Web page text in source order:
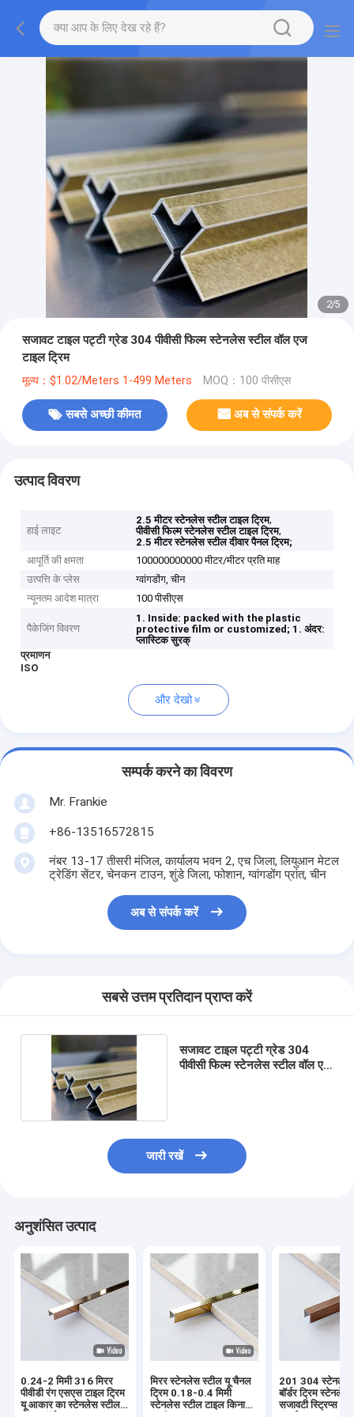
2/5
सजावट टाइल पट्टी ग्रेड 304 पीवीसी फिल्म स्टेनलेस स्टील वॉल एज
टाइल ट्रिम
मूल्य：$1.02/Meters 1-499 Meters MOQ：100 पीसीएस
सबसे अच्छी कीमत अब से संपर्क करें
उत्पाद विवरण
हाई लाइट
2.5 मीटर स्टेनलेस स्टील टाइल ट्रिम,
पीवीसी फिल्म स्टेनलेस स्टील टाइल ट्रिम,
2.5 मीटर स्टेनलेस स्टील दीवार पैनल ट्रिम;
आपूर्ति की क्षमता
100000000000 मीटर/मीटर प्रति माह
उत्पत्ति के प्लेस
ग्वांगडोंग, चीन
न्यूनतम आदेश मात्रा
100 पीसीएस
पैकेजिंग विवरण
1. Inside: packed with the plastic
protective film or customized; 1. अंदर:
प्लास्टिक सुरक्
प्रमाणन
ISO
और देखो
सम्पर्क करने का विवरण
Mr. Frankie
+86-13516572815
नंबर 13-17 तीसरी मंजिल, कार्यालय भवन 2, एच जिला, लियुआन मेटल
ट्रेडिंग सेंटर, चेनकन टाउन, शुंडे जिला, फोशान, ग्वांगडोंग प्रांत, चीन
अब से संपर्क करें
सबसे उत्तम प्रतिदान प्राप्त करें
सजावट टाइल पट्टी ग्रेड 304
पीवीसी फिल्म स्टेनलेस स्टील वॉल एज
जारी रखें
अनुशंसित उत्पाद
0.24-2 मिमी 316 मिरर
पीवीडी रंग एसएस टाइल ट्रिम
यू आकार का स्टेनलेस स्टील
मिरर स्टेनलेस स्टील यू चैनल
ट्रिम 0.18-0.4 मिमी
स्टेनलेस स्टील टाइल किनारा
201 304 स्टेनलेस
बॉर्डर ट्रिम स्टेनलेस
सजावटी स्ट्रिप्स